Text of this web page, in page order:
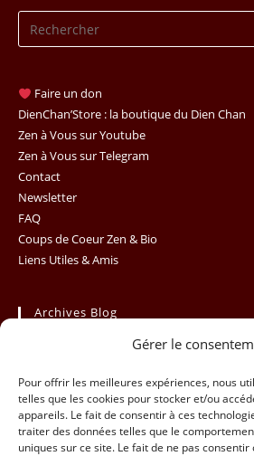
Gérer le
Pour offrir les meilleures expériences, nous
telles que les cookies pour stocker et/ou
appareils. Le fait de consentir à ces
traiter des données telles que le
uniques sur ce site. Le fait de ne pas
Faire un don
DienChan’Store : la boutique du Dien Chan
Zen à Vous sur Youtube
Zen à Vous sur Telegram
Contact
Newsletter
FAQ
Coups de Coeur Zen & Bio
Liens Utiles & Amis
Archives Blog
Sélectionner un mois